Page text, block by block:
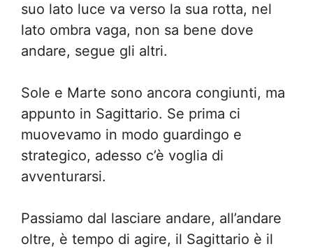
suo lato luce va verso la sua rotta, nel
lato ombra vaga, non sa bene dove
andare, segue gli altri.
Sole e Marte sono ancora congiunti, ma
appunto in Sagittario. Se prima ci
muovevamo in modo guardingo e
strategico, adesso c’è voglia di
avventurarsi.
Passiamo dal lasciare andare, all’andare
oltre, è tempo di agire, il Sagittario è il